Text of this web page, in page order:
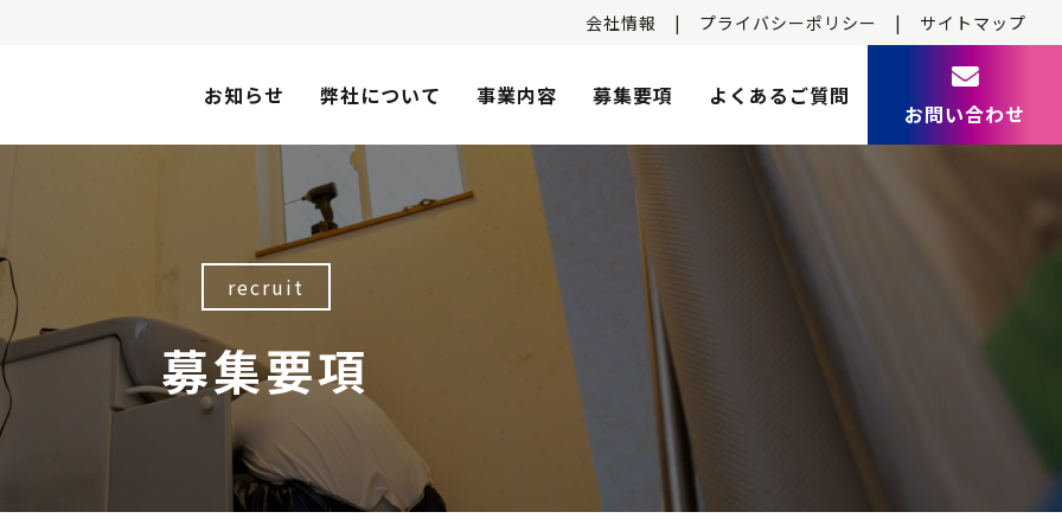
会社情報 | プライバシーポリシー | サイトマップ
お知らせ 弊社について 事業内容 募集要項 よくあるご質問
お問い合わせ
recruit
募集要項